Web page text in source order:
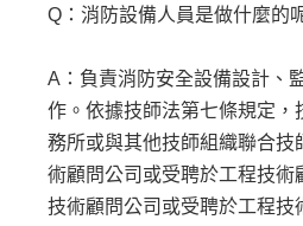
造、裝置、檢修等工
師可單獨設立技師事
事務所；組織工程技
問公司； 組織工程
顧問公司等。技師僅
的簡稱，
務人員的
有眾多類
子就業的
人需求。